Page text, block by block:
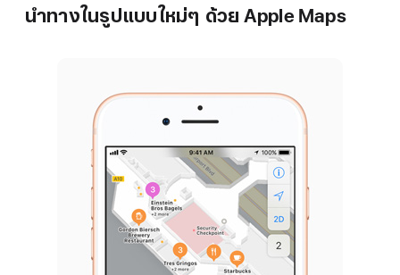
นำทางในรูปแบบใหม่ๆ ด้วย Apple Maps